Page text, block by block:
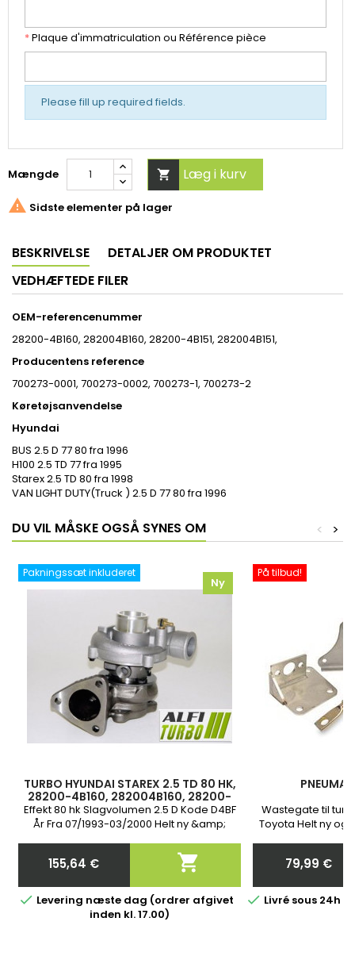
*Plaque d'immatriculation ou Référence pièce
Please fill up required fields.
Mængde  Læg i kurv
 Sidste elementer på lager
BESKRIVELSE
DETALJER OM PRODUKTET
VEDHÆFTEDE FILER
OEM-referencenummer
28200-4B160, 282004B160, 28200-4B151, 282004B151,
Producentens reference
700273-0001, 700273-0002, 700273-1, 700273-2
Køretøjsanvendelse
Hyundai
BUS 2.5 D 77 80 fra 1996
H100 2.5 TD 77 fra 1995
Starex 2.5 TD 80 fra 1998
VAN LIGHT DUTY(Truck ) 2.5 D 77 80 fra 1996
DU VIL MÅSKE OGSÅ SYNES OM >
<
Pakningssæt inkluderet
Ny
TURBO HYUNDAI STAREX 2.5 TD 80 HK,
28200-4B160, 282004B160, 28200-
4B151, 282004B151, 700273-0001,
700273-0002, 700273-1, 700277
Effekt 80 hk Slagvolumen 2.5 D Kode D4BF
År Fra 07/1993-03/2000 Helt ny &amp;
Pris
155,64 € 
 Levering næste dag (ordrer afgivet
inden kl. 17.00)
På tilbud!
Wastegate til turbo
Toyota Helt ny og
Pris
79,99 €
 Livré sous 24h